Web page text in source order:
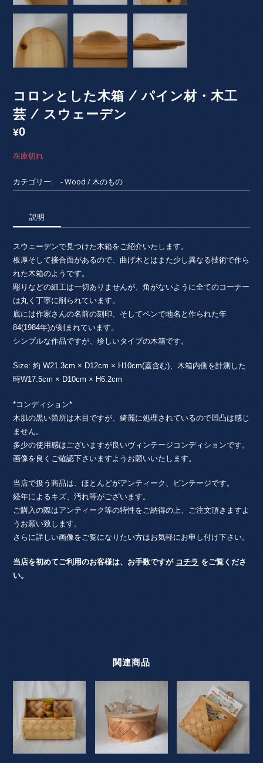
コロンとした木箱 / パイン材・木工
芸 / スウェーデン
¥0
在庫切れ
カテゴリー: - Wood / 木のもの
説明
スウェーデンで見つけた木箱をご紹介いたします。
板厚そして接合面があるので、曲げ木とはまた少し異なる技術で作ら
れた木箱のようです。
彫りなどの細工は一切ありませんが、角がないように全てのコーナー
は丸く丁寧に削られています。
底には作家さんの名前の刻印、そしてペンで地名と作られた年
84(1984年)が刻まれています。
シンプルな作品ですが、珍しいタイプの木箱です。
Size: 約 W21.3cm × D12cm × H10cm(蓋含む)、木箱内側を計測した
時W17.5cm × D10cm × H6.2cm
*コンディション*
木肌の黒い箇所は木目ですが、綺麗に処理されているので凹凸は感じ
ません。
多少の使用感はございますが良いヴィンテージコンディションです。
画像を良くご確認下さいますようお願いいたします。
当店で扱う商品は、ほとんどがアンティーク、ビンテージです。
経年によるキズ、汚れ等がございます。
ご購入の際はアンティーク等の特性をご納得の上、ご注文頂きますよ
うお願い致します。
さらに詳しい画像をご覧になりたい方はお気軽にお申し付け下さい。
当店を初めてご利用のお客様は、お手数ですが コチラ をご覧くださ
い。
関連商品